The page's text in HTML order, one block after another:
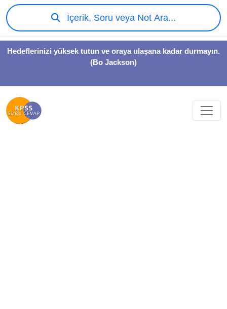
Hedeflerinizi yüksek tutun ve oraya ulaşana kadar durmayın.
(Bo Jackson)
İçerik, Soru veya Not Ara...